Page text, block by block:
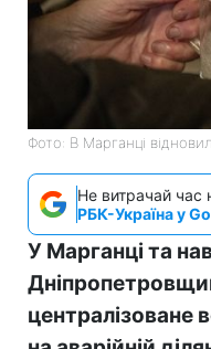
Фото: В Марганці
Не витрачай час
РБК-Україна у
У Марганці та
централізоване